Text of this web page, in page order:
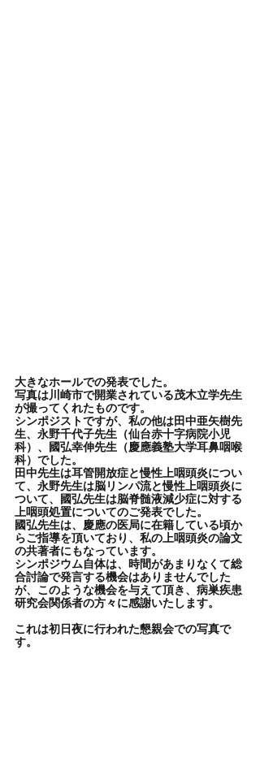
大きなホールでの発表でした。
写真は川崎市で開業されている茂木立学先生
が撮ってくれたものです。
シンポジストですが、私の他は田中亜矢樹先
生、永野千代子先生（仙台赤十字病院小児
科）、國弘幸伸先生（慶應義塾大学耳鼻咽喉
科）でした。
田中先生は耳管開放症と慢性上咽頭炎につい
て、永野先生は脳リンパ流と慢性上咽頭炎に
ついて、國弘先生は脳脊髄液減少症に対する
上咽頭処置についてのご発表でした。
國弘先生は、慶應の医局に在籍している頃か
らご指導を頂いており、私の上咽頭炎の論文
の共著者にもなっています。
シンポジウム自体は、時間があまりなくて総
合討論で発言する機会はありませんでした
が、このような機会を与えて頂き、病巣疾患
研究会関係者の方々に感謝いたします。
これは初日夜に行われた懇親会での写真で
す。